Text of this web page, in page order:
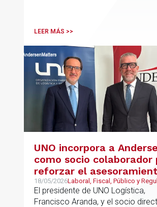
LEER MÁS >>
UNO incorpora a
como socio colaborador
reforzar el
jurídico y fiscal del
logístico
18/05/2026Laboral, Fiscal, Público y
Transporte, Movilidad &
El presidente de UNO Logística,
Francisco Aranda, y el socio